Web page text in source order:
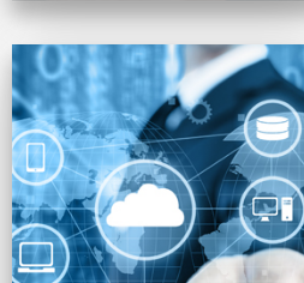
Sauvegarde, Sécurité,
Solutions Cloud, Infogérance,
Assistance, PRA, Saas,
réponses aux appels au
secours… l’informatique n’est
plus...